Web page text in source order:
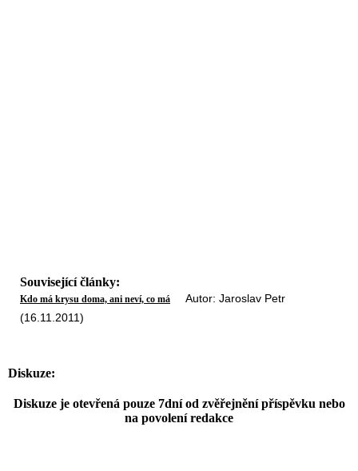
Související články:
Kdo má krysu doma, ani neví, co má Autor: Jaroslav Petr
(16.11.2011)
Diskuze:
Diskuze je otevřená pouze 7dní od zvěřejnění příspěvku nebo
na povolení redakce